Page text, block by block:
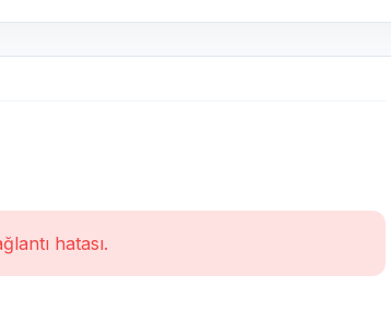
hatası.